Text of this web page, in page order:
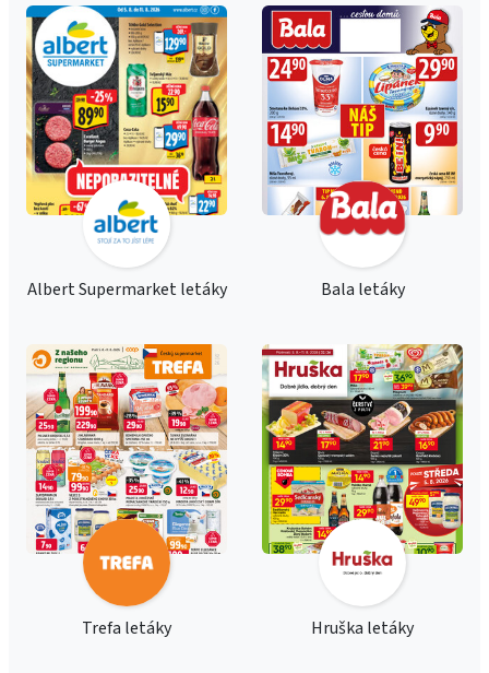
Albert Supermarket letáky Bala letáky
Trefa letáky Hruška letáky